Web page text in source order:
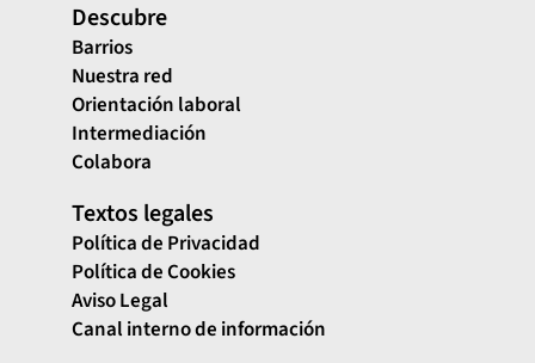
Descubre
Barrios
Nuestra red
Orientación laboral
Intermediación
Colabora
Textos legales
Política de Privacidad
Política de Cookies
Aviso Legal
Canal interno de información